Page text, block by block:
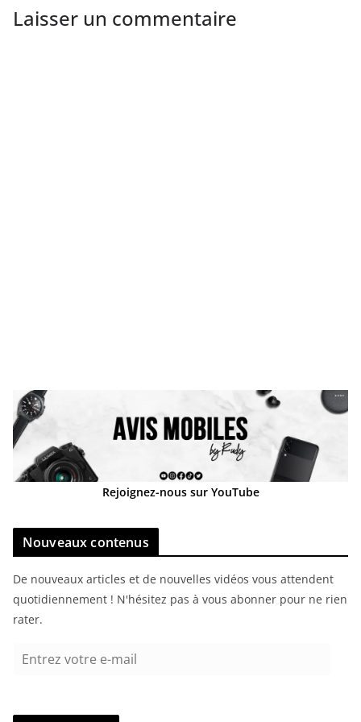
Laisser un commentaire
Rejoignez-nous sur YouTube
Nouveaux contenus
De nouveaux articles et de nouvelles vidéos vous attendent
quotidiennement ! N'hésitez pas à vous abonner pour ne rien
rater.
r